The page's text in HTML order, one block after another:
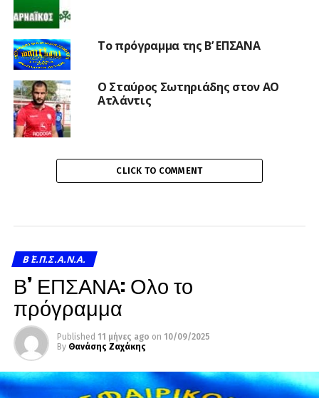
Το πρόγραμμα της Β’ ΕΠΣΑΝΑ
Ο Σταύρος Σωτηριάδης στον ΑΟ
Ατλάντις
CLICK TO COMMENT
Β΄ Ε.Π.Σ.Α.Ν.Α.
Β’ ΕΠΣΑΝΑ: Ολο το
πρόγραμμα
Published 11 μήνες ago on 10/09/2025
By Θανάσης Ζαχάκης